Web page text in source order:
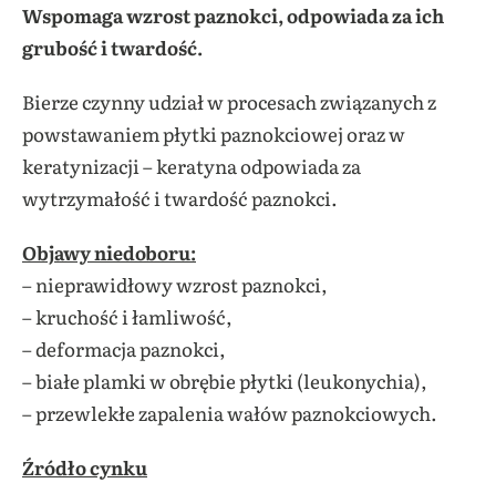
Wspomaga wzrost paznokci, odpowiada za ich
grubość i twardość.
Bierze czynny udział w procesach związanych z
powstawaniem płytki paznokciowej oraz w
keratynizacji – keratyna odpowiada za
wytrzymałość i twardość paznokci.
Objawy niedoboru:
– nieprawidłowy wzrost paznokci,
– kruchość i łamliwość,
– deformacja paznokci,
– białe plamki w obrębie płytki (leukonychia),
– przewlekłe zapalenia wałów paznokciowych.
Źródło cynku